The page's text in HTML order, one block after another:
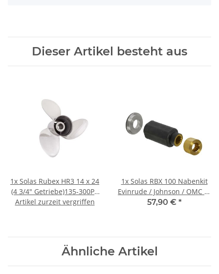
Dieser Artikel besteht aus
1x Solas Rubex HR3 14 x 24
(4 3/4" Getriebe)135-300PS
Rechtsdrehend Edelstahl 3
Artikel zurzeit vergriffen
1x Solas RBX 100 Nabenkit
Evinrude / Johnson / OMC BJ
91-94 für 90-300 PS
57,90 € *
Ähnliche Artikel